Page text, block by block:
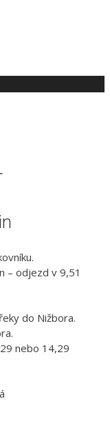
– odjezd v 9,51
do Nižbora.
nebo 14,29